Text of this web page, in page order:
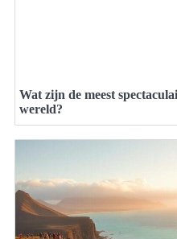
Wat zijn de meest
wereld?